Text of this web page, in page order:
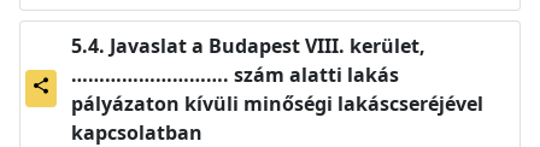
share
Javaslat a Budapest VIII. kerület,
………………………. szám alatti lakás
pályázaton kívüli minőségi lakáscseréjével
kapcsolatban